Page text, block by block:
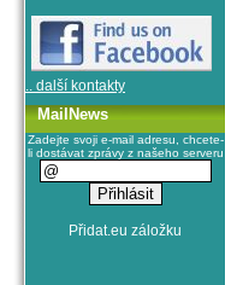
.. další kontakty
MailNews
Zadejte svoji e-mail adresu, chcete-
li dostávat zprávy z našeho serveru